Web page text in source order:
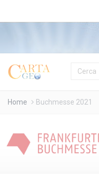
Home Buchmesse 2021